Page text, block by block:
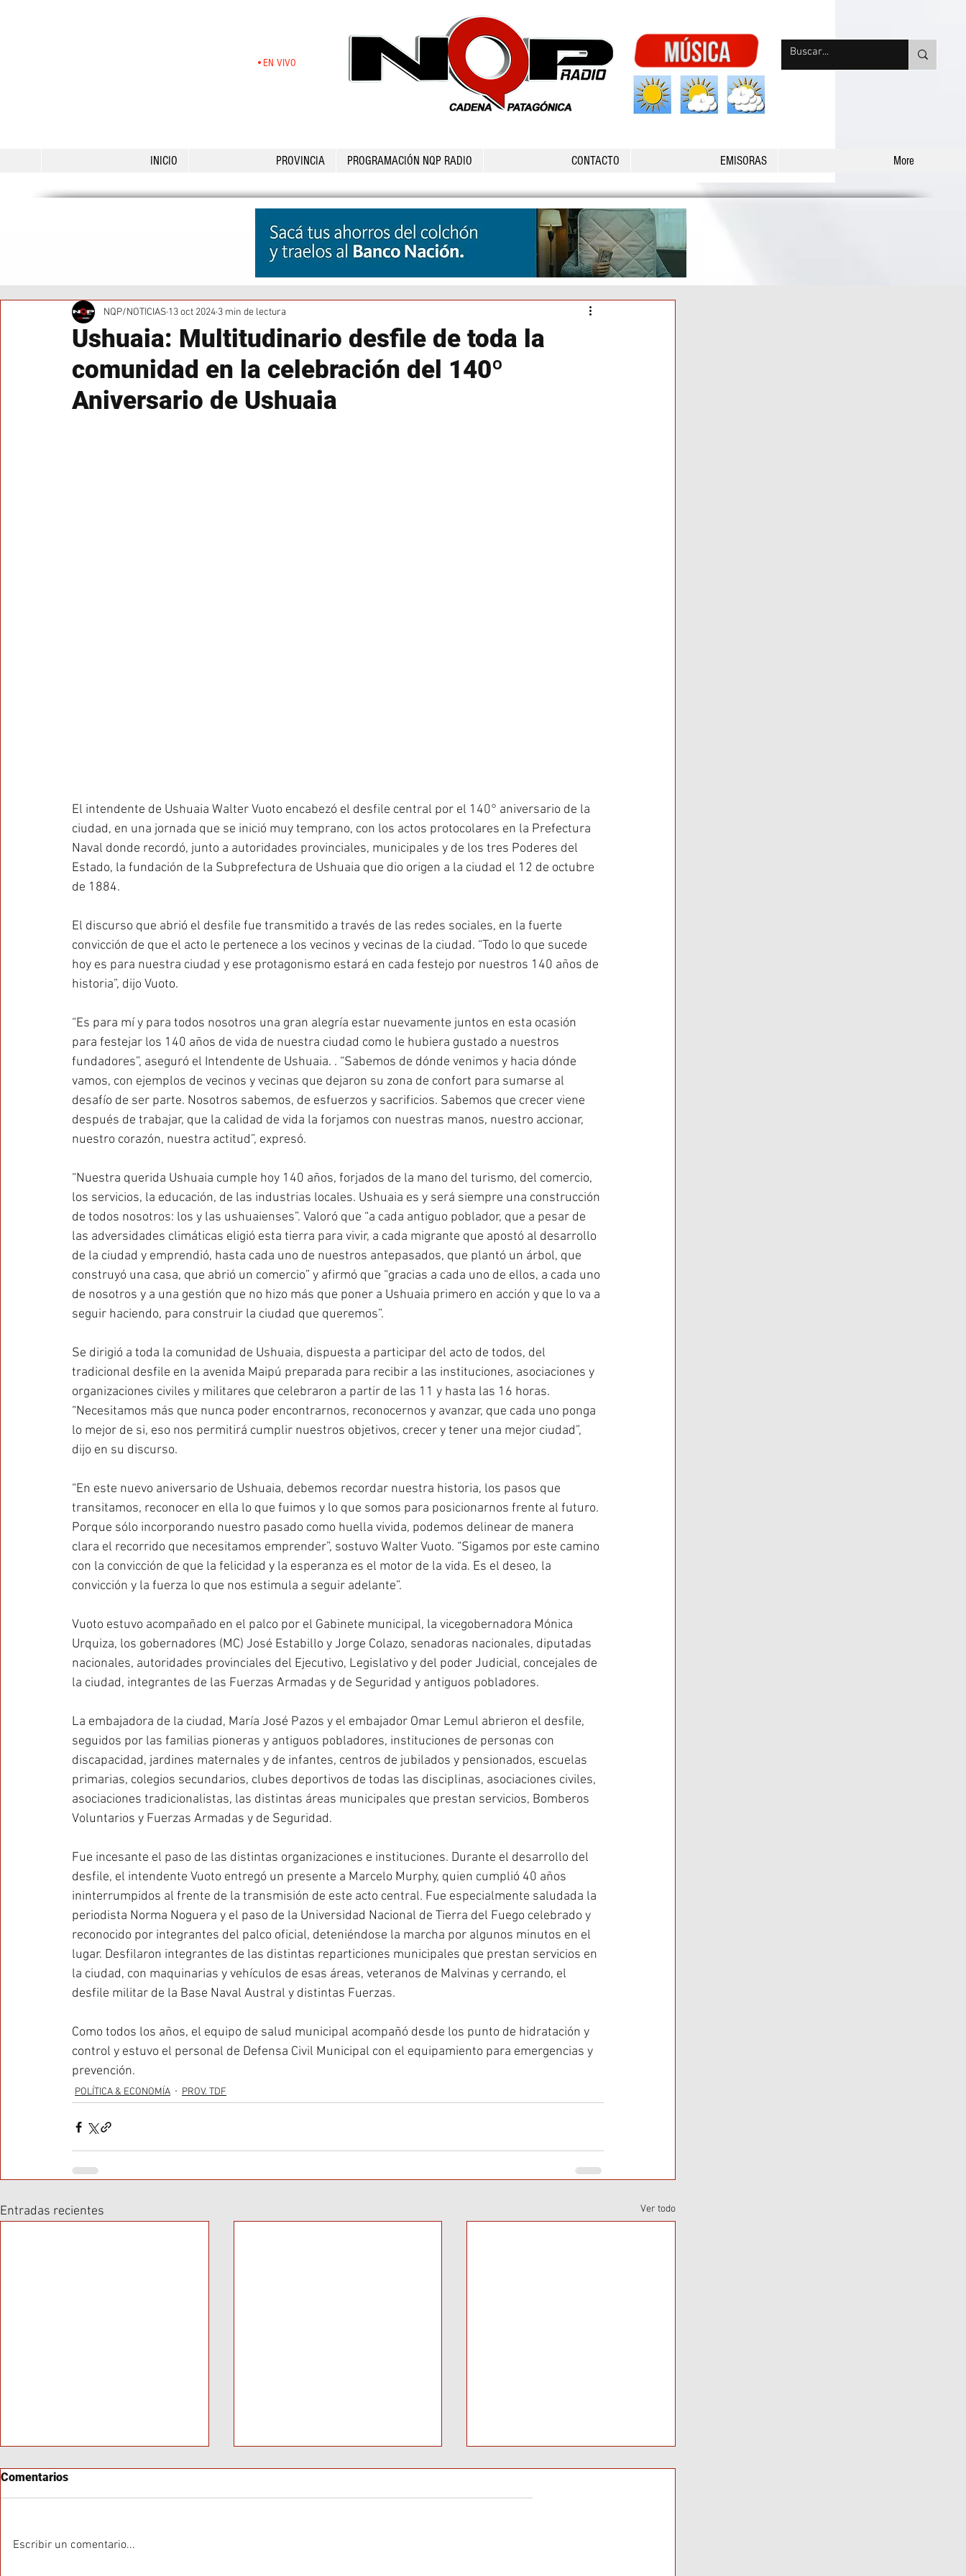
•EN VIVO
INICIO PROVINCIA PROGRAMACIÓN NQP RADIO CONTACTO EMISORAS More
Ushuaia: Multitudinario desfile de toda la
comunidad en la celebración del 140º
Aniversario de Ushuaia
NQP/NOTICIAS 13 oct 2024 3 min de lectura
El intendente de Ushuaia Walter Vuoto encabezó el desfile central por el 140° aniversario de la
ciudad, en una jornada que se inició muy temprano, con los actos protocolares en la Prefectura
Naval donde recordó, junto a autoridades provinciales, municipales y de los tres Poderes del
Estado, la fundación de la Subprefectura de Ushuaia que dio origen a la ciudad el 12 de octubre
de 1884.
El discurso que abrió el desfile fue transmitido a través de las redes sociales, en la fuerte
convicción de que el acto le pertenece a los vecinos y vecinas de la ciudad. “Todo lo que sucede
hoy es para nuestra ciudad y ese protagonismo estará en cada festejo por nuestros 140 años de
historia”, dijo Vuoto.
“Es para mí y para todos nosotros una gran alegría estar nuevamente juntos en esta ocasión
para festejar los 140 años de vida de nuestra ciudad como le hubiera gustado a nuestros
fundadores”, aseguró el Intendente de Ushuaia. . “Sabemos de dónde venimos y hacia dónde
vamos, con ejemplos de vecinos y vecinas que dejaron su zona de confort para sumarse al
desafío de ser parte. Nosotros sabemos, de esfuerzos y sacrificios. Sabemos que crecer viene
después de trabajar, que la calidad de vida la forjamos con nuestras manos, nuestro accionar,
nuestro corazón, nuestra actitud”, expresó.
“Nuestra querida Ushuaia cumple hoy 140 años, forjados de la mano del turismo, del comercio,
los servicios, la educación, de las industrias locales. Ushuaia es y será siempre una construcción
de todos nosotros: los y las ushuaienses”. Valoró que “a cada antiguo poblador, que a pesar de
las adversidades climáticas eligió esta tierra para vivir, a cada migrante que apostó al desarrollo
de la ciudad y emprendió, hasta cada uno de nuestros antepasados, que plantó un árbol, que
construyó una casa, que abrió un comercio” y afirmó que “gracias a cada uno de ellos, a cada uno
de nosotros y a una gestión que no hizo más que poner a Ushuaia primero en acción y que lo va a
seguir haciendo, para construir la ciudad que queremos”.
Se dirigió a toda la comunidad de Ushuaia, dispuesta a participar del acto de todos, del
tradicional desfile en la avenida Maipú preparada para recibir a las instituciones, asociaciones y
organizaciones civiles y militares que celebraron a partir de las 11 y hasta las 16 horas.
“Necesitamos más que nunca poder encontrarnos, reconocernos y avanzar, que cada uno ponga
lo mejor de si, eso nos permitirá cumplir nuestros objetivos, crecer y tener una mejor ciudad”,
dijo en su discurso.
“En este nuevo aniversario de Ushuaia, debemos recordar nuestra historia, los pasos que
transitamos, reconocer en ella lo que fuimos y lo que somos para posicionarnos frente al futuro.
Porque sólo incorporando nuestro pasado como huella vivida, podemos delinear de manera
clara el recorrido que necesitamos emprender”, sostuvo Walter Vuoto. “Sigamos por este camino
con la convicción de que la felicidad y la esperanza es el motor de la vida. Es el deseo, la
convicción y la fuerza lo que nos estimula a seguir adelante”.
Vuoto estuvo acompañado en el palco por el Gabinete municipal, la vicegobernadora Mónica
Urquiza, los gobernadores (MC) José Estabillo y Jorge Colazo, senadoras nacionales, diputadas
nacionales, autoridades provinciales del Ejecutivo, Legislativo y del poder Judicial, concejales de
la ciudad, integrantes de las Fuerzas Armadas y de Seguridad y antiguos pobladores.
La embajadora de la ciudad, María José Pazos y el embajador Omar Lemul abrieron el desfile,
seguidos por las familias pioneras y antiguos pobladores, instituciones de personas con
discapacidad, jardines maternales y de infantes, centros de jubilados y pensionados, escuelas
primarias, colegios secundarios, clubes deportivos de todas las disciplinas, asociaciones civiles,
asociaciones tradicionalistas, las distintas áreas municipales que prestan servicios, Bomberos
Voluntarios y Fuerzas Armadas y de Seguridad.
Fue incesante el paso de las distintas organizaciones e instituciones. Durante el desarrollo del
desfile, el intendente Vuoto entregó un presente a Marcelo Murphy, quien cumplió 40 años
ininterrumpidos al frente de la transmisión de este acto central. Fue especialmente saludada la
periodista Norma Noguera y el paso de la Universidad Nacional de Tierra del Fuego celebrado y
reconocido por integrantes del palco oficial, deteniéndose la marcha por algunos minutos en el
lugar. Desfilaron integrantes de las distintas reparticiones municipales que prestan servicios en
la ciudad, con maquinarias y vehículos de esas áreas, veteranos de Malvinas y cerrando, el
desfile militar de la Base Naval Austral y distintas Fuerzas.
Como todos los años, el equipo de salud municipal acompañó desde los punto de hidratación y
control y estuvo el personal de Defensa Civil Municipal con el equipamiento para emergencias y
prevención.
POLÍTICA & ECONOMÍA PROV. TDF
Entradas recientes Ver todo
Comentarios
Escribir un comentario...